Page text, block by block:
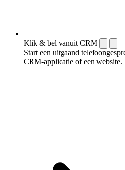
Klik & bel vanuit CRM
Start een uitgaand
CRM-applicatie of een website.